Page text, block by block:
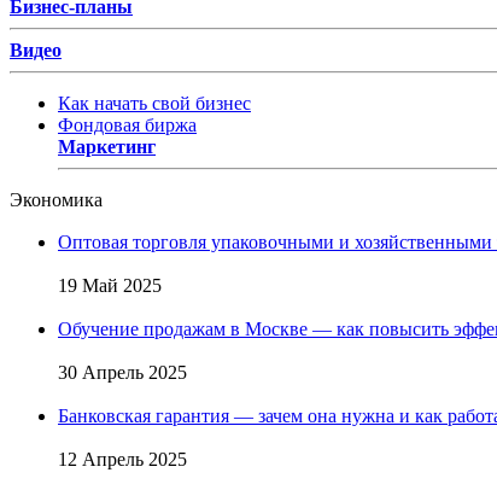
Бизнес-планы
Видео
Как начать свой бизнес
Фондовая биржа
Маркетинг
Экономика
Оптовая торговля упаковочными и
19 Май 2025
Обучение продажам в Москве — как повысить
30 Апрель 2025
Банковская гарантия — зачем она нужна и как
12 Апрель 2025